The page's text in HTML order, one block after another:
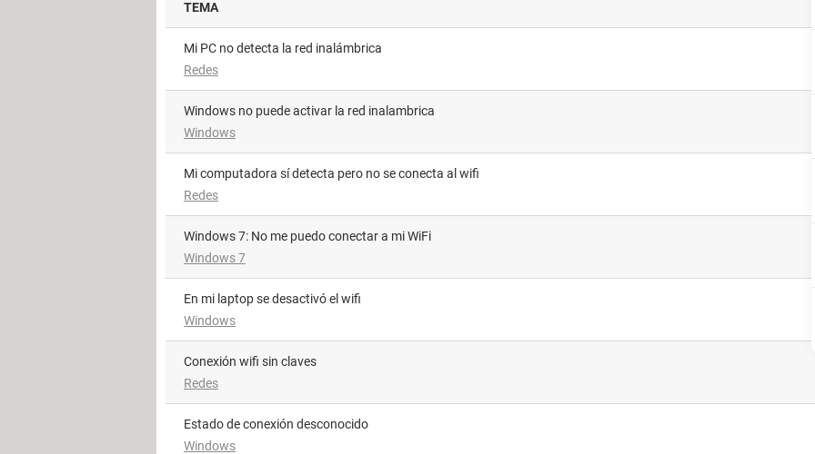
TEMA
Mi PC no detecta la red inalámbrica
Redes
Windows no puede activar la red inalambrica
Windows
Mi computadora sí detecta pero no se conecta al wifi
Redes
Windows 7: No me puedo conectar a mi WiFi
Windows 7
En mi laptop se desactivó el wifi
Windows
Conexión wifi sin claves
Redes
Estado de conexión desconocido
Windows